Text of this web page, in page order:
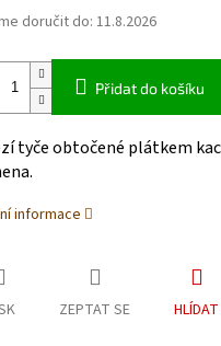
doručit do:11.8.2026
Přidat do košíku
tyče obtočené plátkem
informace
ZEPTAT SE HLÍDAT